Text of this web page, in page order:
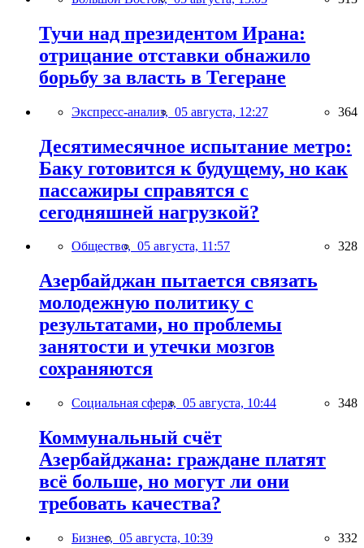
Тучи над президентом Ирана:
отрицание отставки обнажило
борьбу за власть в Тегеране
Экспресс-анализ, 05 августа, 12:27 364
Десятимесячное испытание метро:
Баку готовится к будущему, но как
пассажиры справятся с
сегодняшней нагрузкой?
Общество, 05 августа, 11:57 328
Азербайджан пытается связать
молодежную политику с
результатами, но проблемы
занятости и утечки мозгов
сохраняются
Социальная сфера, 05 августа, 10:44 348
Коммунальный счёт
Азербайджана: граждане платят
всё больше, но могут ли они
требовать качества?
Бизнес, 05 августа, 10:39 332